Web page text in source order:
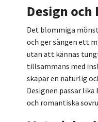
Design
Det blommiga
och ger sängen ett
utan att kännas
tillsammans med
skapar en naturlig
Designen passar
och romantiska